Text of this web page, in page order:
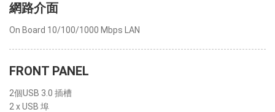
網路介面
On Board 10/100/1000 Mbps LAN
FRONT PANEL
2個USB 3.0 插槽
2 x USB 埠